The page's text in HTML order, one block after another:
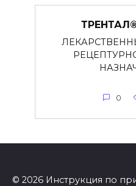
0
© 2026 Инструкция по